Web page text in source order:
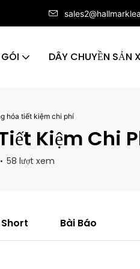
DÂY CHUYỀN SẢN
hóa tiết kiệm chi phí
Kiệm Chi
58 lượt xem
Short Bài Báo